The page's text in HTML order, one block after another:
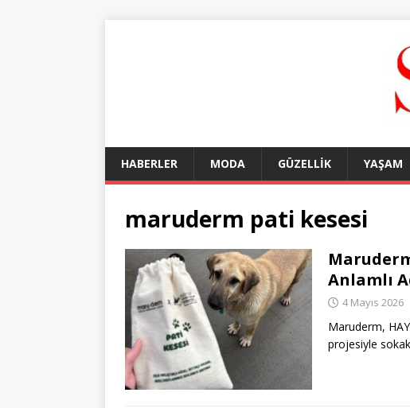
HABERLER MODA GÜZELLİK YAŞAM
maruderm pati kesesi
Anlamlı
4 Mayıs 2026
Maruderm,
projesiyle sokak